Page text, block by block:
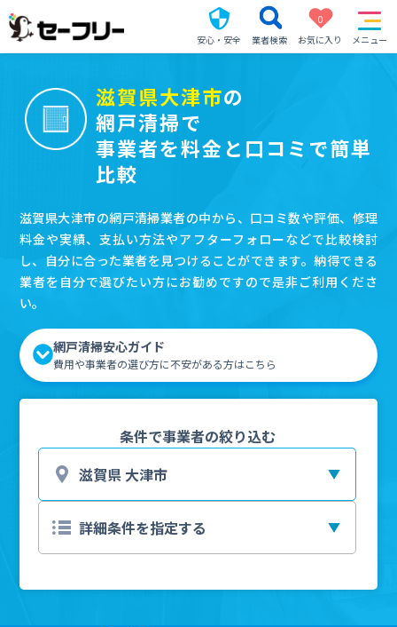
安心・安全 業者検索
0
お気に入り
メニュー
滋賀県大津市の
網戸清掃で
事業者を料金と口コミで簡単
比較
滋賀県大津市の網戸清掃業者の中から、口コミ数や評価、修理
料金や実績、支払い方法やアフターフォローなどで比較検討
し、自分に合った業者を見つけることができます。納得できる
業者を自分で選びたい方にお勧めですので是非ご利用くださ
い。
網戸清掃安心ガイド
費用や事業者の選び方に不安がある方はこちら
条件で事業者の絞り込む